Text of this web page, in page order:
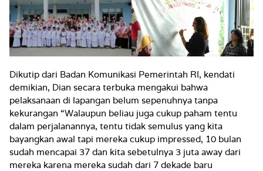
Dikutip dari Badan Komunikasi Pemerintah RI, kendati
demikian, Dian secara terbuka mengakui bahwa
pelaksanaan di lapangan belum sepenuhnya tanpa
kekurangan “Walaupun beliau juga cukup paham tentu
dalam perjalanannya, tentu tidak semulus yang kita
bayangkan awal tapi mereka cukup impressed, 10 bulan
sudah mencapai 37 dan kita sebetulnya 3 juta away dari
mereka karena mereka sudah dari 7 dekade baru